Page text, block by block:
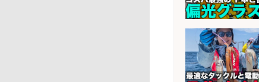
迎/鹿児島県/
会社名 株式
日払いOKで